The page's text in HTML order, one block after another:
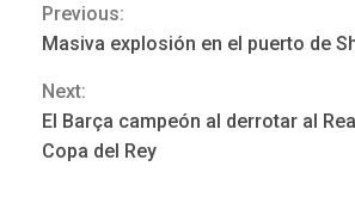
Continue
Reading
Previous:
Masiva explosión en el puerto de
Next:
El Barça campeón al derrotar al
Copa del Rey
LATINOAMÉRICA Y